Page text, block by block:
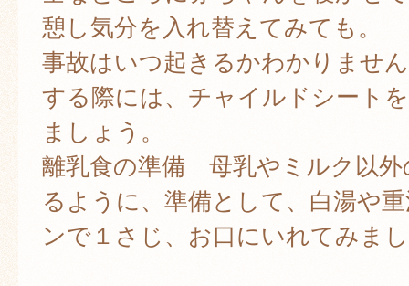
憩し気分を入れ替えてみても。
事故はいつ起きるかわかりませ
する際には、チャイルドシート
ましょう。
離乳食の準備 母乳やミルク以外
るように、準備として、白湯や
ンで１さじ、お口にいれてみま